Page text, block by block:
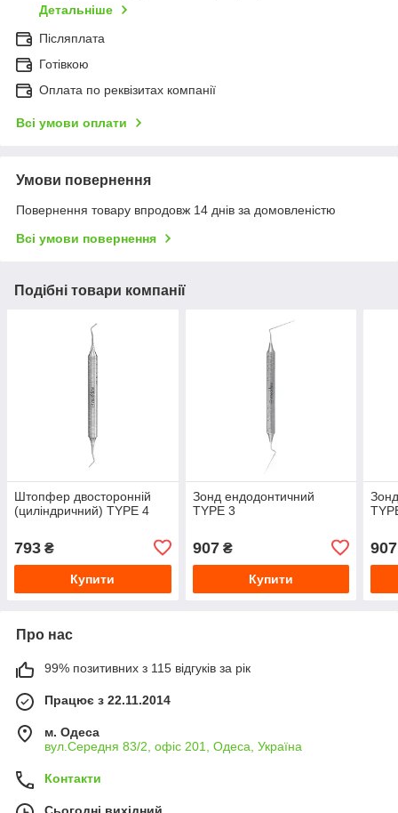
Детальніше
Післяплата
Готівкою
Оплата по реквізитах компанії
Всі умови оплати
Умови повернення
Повернення товару впродовж 14 днів за домовленістю
Всі умови повернення
Подібні товари компанії
Штопфер двосторонній
(циліндричний) TYPE 4
793 ₴
Купити
Зонд ендодонтичний
TYPE 3
907₴
Купити
907
Про нас
99% позитивних з 115 відгуків за рік
Працює з 22.11.2014
м. Одеса
вул.Середня 83/2, офіс 201, Одеса, Україна
Контакти